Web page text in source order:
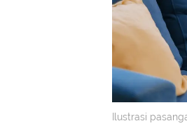
Ilustrasi